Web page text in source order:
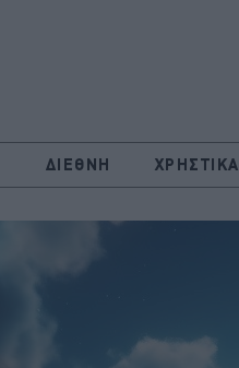
ΔΙΕΘΝΗ ΧΡΗΣΤΙΚΑ